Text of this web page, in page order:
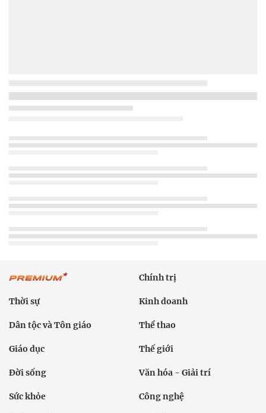
Chính trị
Thời sự Kinh doanh
Dân tộc và Tôn giáo Thể thao
Giáo dục Thế giới
Đời sống Văn hóa - Giải trí
Sức khỏe Công nghệ